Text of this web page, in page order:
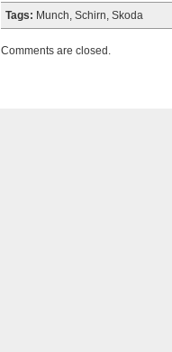
Tags: Munch, Schirn, Skoda
Comments are closed.